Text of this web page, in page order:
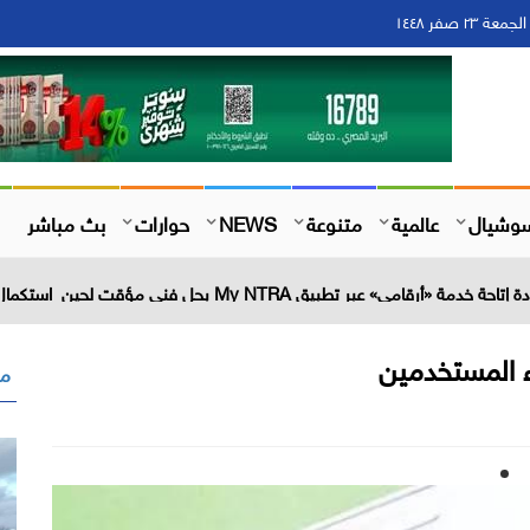
عالمية متنوعة NEWS حوارات بث مباشر
المستخدمين